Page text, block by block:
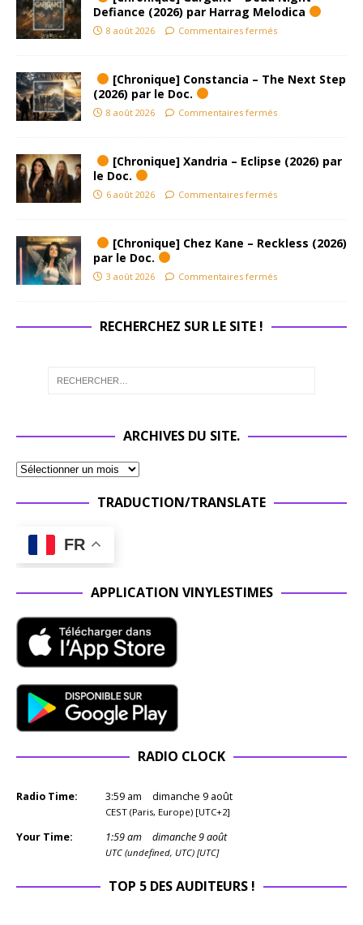
Defiance (2026) par Harrag Melodica
8 août 2026 Commentaires fermés
[Chronique] Constancia – The Next Step
(2026) par le Doc.
8 août 2026 Commentaires fermés
[Chronique] Xandria – Eclipse (2026) par
le Doc.
6 août 2026 Commentaires fermés
[Chronique] Chez Kane – Reckless (2026)
par le Doc.
3 août 2026 Commentaires fermés
RECHERCHEZ SUR LE SITE !
ARCHIVES DU SITE.
TRADUCTION/TRANSLATE
FR
APPLICATION VINYLESTIMES
RADIO CLOCK
Radio Time: 3:59 am dimanche 9 août
CEST (Paris, Europe) [UTC+2]
Your Time: 1:59am dimanche 9 août
UTC (undefined, UTC) [UTC]
TOP 5 DES AUDITEURS !